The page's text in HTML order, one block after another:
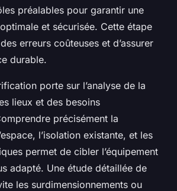
préalables pour garantir une
et sécurisée. Cette étape
erreurs coûteuses et d’assurer
durable.
porte sur l’analyse de la
lieux et des besoins
précisément la
l’isolation existante, et les
permet de cibler l’équipement
adapté. Une étude détaillée de
les surdimensionnements ou